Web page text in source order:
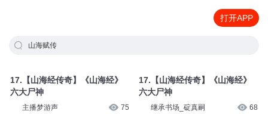
打开APP
山海赋传
17.【山海经传奇】《山海经》
六大尸神
主播梦游声 75
17.【山海经传奇】《山海经》
六大尸神
继承书场_碇真嗣 68